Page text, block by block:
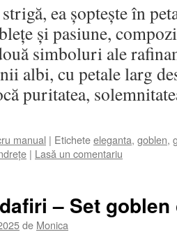
ea șoptește în
și pasiune,
simboluri ale
albi, cu petale larg
puritatea,
manual | Eticheteeleganta, goblen,
| Lasă un comentariu
– Set
de Monica